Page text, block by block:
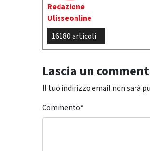
Redazione
Ulisseonline
16180 articoli
Lascia un
Il tuo indirizzo email non sarà
Commento*